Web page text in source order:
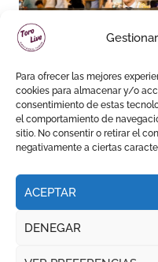
Para ofrecer las mejores
cookies para almacenar y/o
consentimiento de estas
el comportamiento de
sitio. No consentir o retirar el
negativamente a ciertas
ACEPTAR
DENEGAR
David de
hombros y Borja
firma la faena
impacto en El